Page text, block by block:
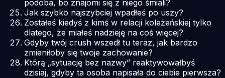
podoba, bo znajomi się z niego śmiali?
Jak szybko najszybciej wpadłeś po uszy?
Zostałeś kiedyś z kimś w relacji koleżeńskiej tylko
dlatego, że miałeś nadzieję na coś więcej?
Gdyby twój crush wszedł tu teraz, jak bardzo
zmieniłoby się twoje zachowanie?
Którą „sytuację bez nazwy” reaktywowałbyś
dzisiaj, gdyby ta osoba napisała do ciebie pierwsza?